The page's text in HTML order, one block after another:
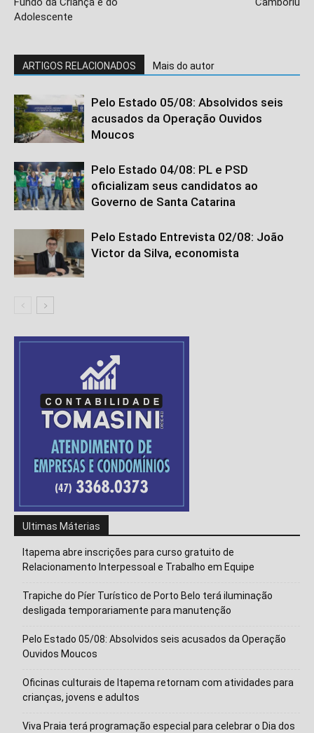
Adolescente
ARTIGOS RELACIONADOS Mais do autor
Pelo Estado 05/08: Absolvidos seis
acusados da Operação Ouvidos
Moucos
Pelo Estado 04/08: PL e PSD
oficializam seus candidatos ao
Governo de Santa Catarina
Pelo Estado Entrevista 02/08: João
Victor da Silva, economista
Ultimas Máterias
Itapema abre inscrições para curso gratuito de
Relacionamento Interpessoal e Trabalho em Equipe
Trapiche do Píer Turístico de Porto Belo terá iluminação
desligada temporariamente para manutenção
Pelo Estado 05/08: Absolvidos seis acusados da Operação
Ouvidos Moucos
Oficinas culturais de Itapema retornam com atividades para
crianças, jovens e adultos
Viva Praia terá programação especial para celebrar o Dia dos